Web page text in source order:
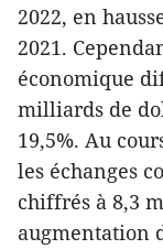
2022, en
2021.
économique
milliards de
19,5%. Au
les échanges
chiffrés à 8,3
augmentation